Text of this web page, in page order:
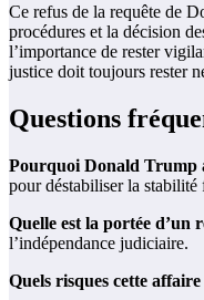
Ce refus de la requête de
procédures et la décision
l’importance de rester
justice doit toujours rester
Questions
Pourquoi Donald Trump
pour déstabiliser la stabilité
Quelle est la portée d’un
l’indépendance judiciaire.
Quels risques cette